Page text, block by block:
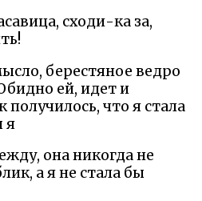
сходи-ка за,
берестяное ведро
ей, идет и
получилось, что я стала
я
она никогда не
а я не стала бы